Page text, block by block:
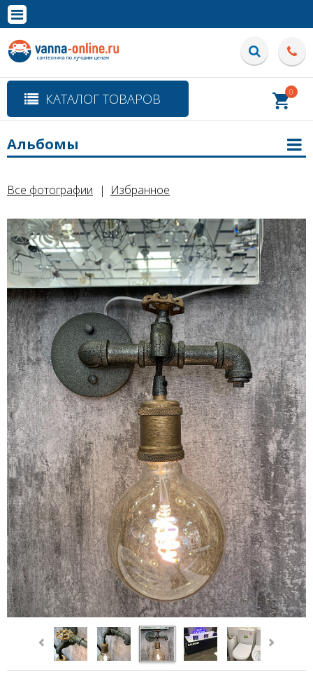
Полная версия сайта
КАТАЛОГ ТОВАРОВ 0
Все фотографии Избранное
Альбомы